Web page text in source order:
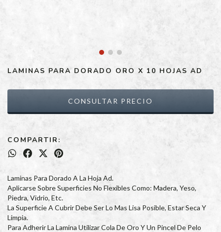
LAMINAS PARA DORADO ORO X 10 HOJAS AD
COMPARTIR:
Laminas Para Dorado A La Hoja Ad.
Aplicarse Sobre Superficies No Flexibles Como: Madera, Yeso,
Piedra, Vidrio, Etc.
La Superficie A Cubrir Debe Ser Lo Mas Lisa Posible, Estar Seca Y
Limpia.
Para Adherir La Lamina Utilizar Cola De Oro Y Un Pincel De Pelo